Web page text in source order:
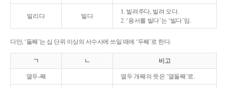
빌리다 빌다
1. 빌려주다, 빌려 오다.
2. ‘용서를 빌다’는 ‘빌다’임.
다만, ‘둘째’는 십 단위 이상의 서수사에 쓰일 때에 ‘두째’로 한다.
ㄱ ㄴ 비고
열두-째 열두 개째의 뜻은 ‘열둘째’로.